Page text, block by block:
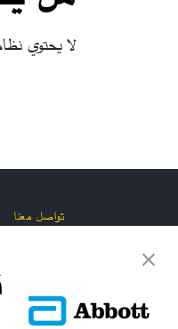
لا يحتوي نظام فري
تواصل معنا